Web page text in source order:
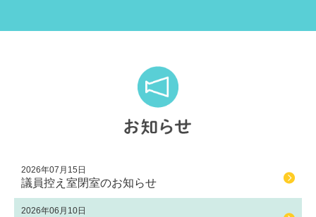
2026年07月15日
議員控え室閉室のお知らせ
2026年06月10日